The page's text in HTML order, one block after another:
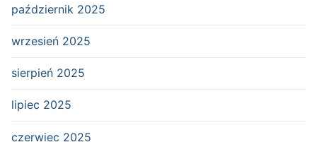
październik 2025
wrzesień 2025
sierpień 2025
lipiec 2025
czerwiec 2025